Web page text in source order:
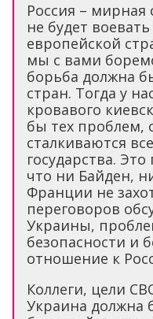
Россия – мирная
не будет
европейской
мы с вами
борьба должна
стран. Тогда у
кровавого
бы тех проблем,
сталкиваются
государства.
что ни Байден,
Франции не
переговоров
Украины,
безопасности и
отношение к
Коллеги, цели
Украина должна